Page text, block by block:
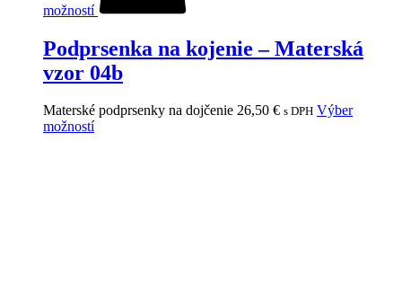
možností
Podprsenka na kojenie – Materská
vzor 04b
Materské podprsenky na dojčenie 26,50 € s DPH Výber
možností